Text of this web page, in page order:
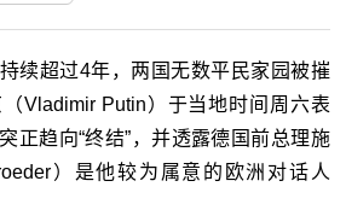
续超过4年，两国无数平民家园被摧
Vladimir Putin）于当地时间周六表
正趋向“终结”，并透露德国前总理施
）是他较为属意的欧洲对话人